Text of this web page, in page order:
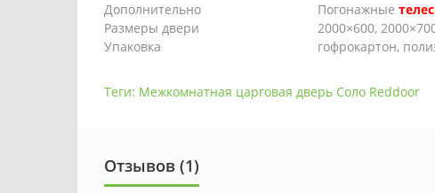
Дополнительно
Погонажные
Размеры двери
2000×600,
Упаковка
гофрокартон,
Теги: Межкомнатная царговая дверь Соло Reddoor
Отзывов (1)